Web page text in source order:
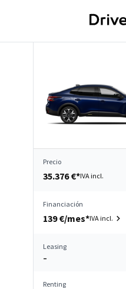
Precio
35.376 €*IVA incl.
Financiación
139 €/mes*IVA incl.
Leasing
–
Renting